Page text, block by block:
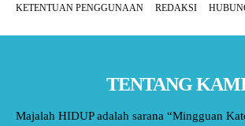
KETENTUAN PENGGUNAAN
REDAKSI
TENTANG
Majalah HIDUP adalah sarana “Mingguan